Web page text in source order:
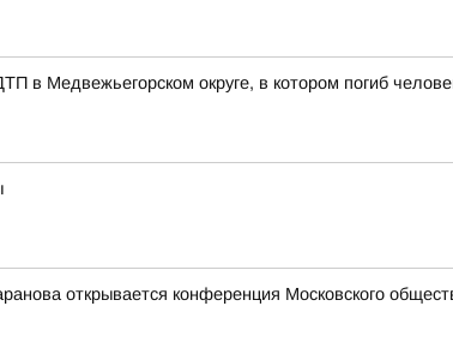
в Медвежьегорском округе, в котором погиб
открывается конференция Московского